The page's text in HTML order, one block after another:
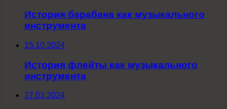
История барабана как музыкального
инструмента
15.10.2024
История флейты как музыкального
инструмента
27.03.2024